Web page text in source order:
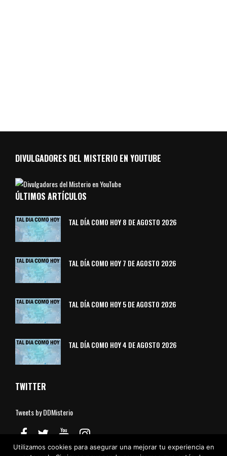
DIVULGADORES DEL MISTERIO EN YOUTUBE
ÚLTIMOS ARTÍCULOS
TAL DÍA COMO HOY 8 DE AGOSTO 2026
TAL DÍA COMO HOY 7 DE AGOSTO 2026
TAL DÍA COMO HOY 5 DE AGOSTO 2026
TAL DÍA COMO HOY 4 DE AGOSTO 2026
TWITTER
Tweets by DDMisterio
Utilizamos cookies para asegurar una mejorar tu experiencia en